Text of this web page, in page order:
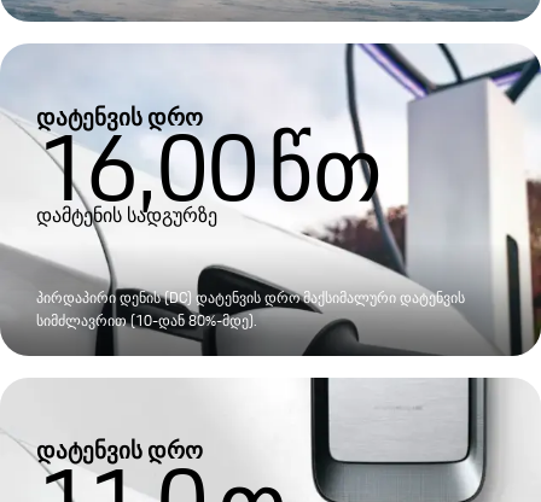
დატენვის დრო
16,00წთ
დამტენის სადგურზე
პირდაპირი დენის (DC) დატენვის დრო მაქსიმალური დატენვის
სიმძლავრით (10-დან 80%-მდე).
დატენვის დრო